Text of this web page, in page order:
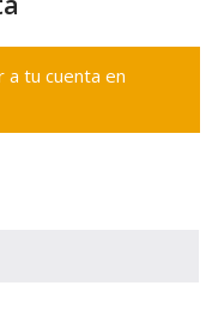
a tu cuenta en